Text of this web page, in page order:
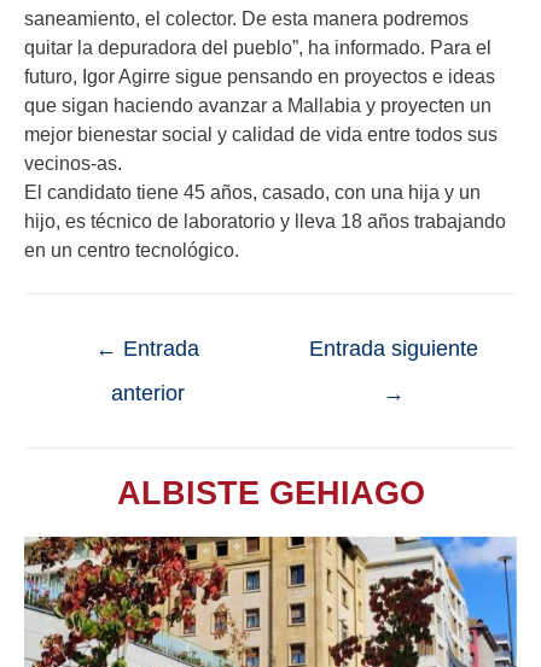
saneamiento, el colector. De esta manera podremos
quitar la depuradora del pueblo”, ha informado. Para el
futuro, Igor Agirre sigue pensando en proyectos e ideas
que sigan haciendo avanzar a Mallabia y proyecten un
mejor bienestar social y calidad de vida entre todos sus
vecinos-as.
El candidato tiene 45 años, casado, con una hija y un
hijo, es técnico de laboratorio y lleva 18 años trabajando
en un centro tecnológico.
← Entrada
anterior
Entrada siguiente
→
ALBISTE GEHIAGO